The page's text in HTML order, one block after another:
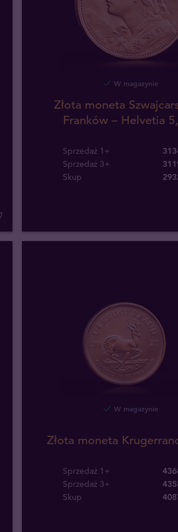
W magazynie
Złota moneta
Franków – Helvetia
Sprzedaż 1+
Sprzedaż 3+
Skup
W magazynie
Złota moneta
Sprzedaż 1+
Sprzedaż 3+
Skup